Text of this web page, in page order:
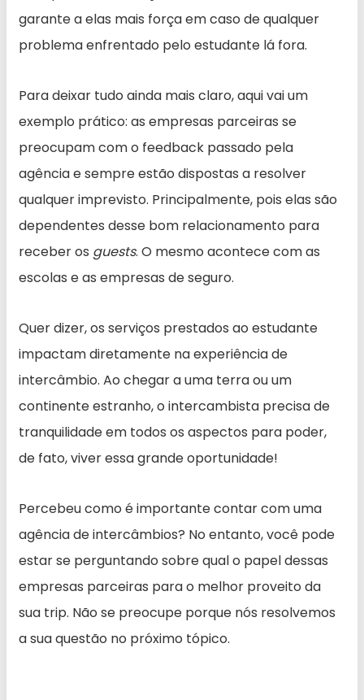
garante a elas mais força em caso de qualquer
problema enfrentado pelo estudante lá fora.
Para deixar tudo ainda mais claro, aqui vai um
exemplo prático: as empresas parceiras se
preocupam com o feedback passado pela
agência e sempre estão dispostas a resolver
qualquer imprevisto. Principalmente, pois elas são
dependentes desse bom relacionamento para
receber os guests. O mesmo acontece com as
escolas e as empresas de seguro.
Quer dizer, os serviços prestados ao estudante
impactam diretamente na experiência de
intercâmbio. Ao chegar a uma terra ou um
continente estranho, o intercambista precisa de
tranquilidade em todos os aspectos para poder,
de fato, viver essa grande oportunidade!
Percebeu como é importante contar com uma
agência de intercâmbios? No entanto, você pode
estar se perguntando sobre qual o papel dessas
empresas parceiras para o melhor proveito da
sua trip. Não se preocupe porque nós resolvemos
a sua questão no próximo tópico.